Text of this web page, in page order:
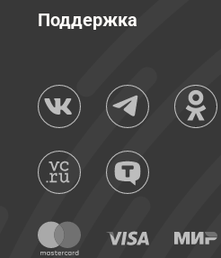
Поддержка